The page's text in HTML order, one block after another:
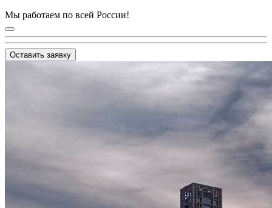
Мы работаем по всей России!
Оставить заявку